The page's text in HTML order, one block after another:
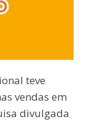
teve
vendas em
divulgada